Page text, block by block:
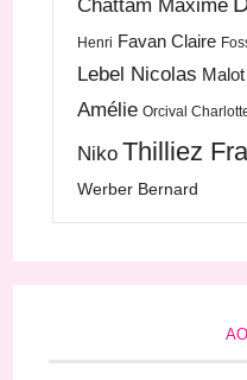
Chattam Maxime
Henri Favan Claire
Lebel Nicolas
Amélie Orcival
Niko Thilliez
Werber Bernard